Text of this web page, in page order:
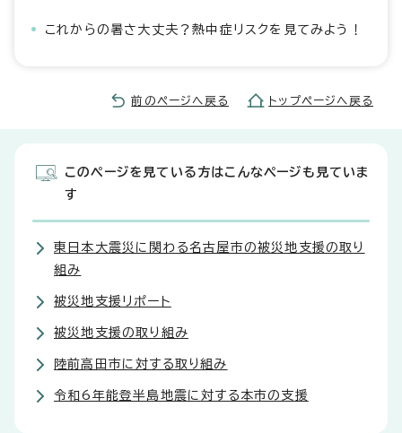
これからの暑さ大丈夫？熱中症リスクを見てみよう！
前のページへ戻る トップページへ戻る
このページを見ている方はこんなページも見ていま
す
東日本大震災に関わる名古屋市の被災地支援の取り
組み
被災地支援リポート
被災地支援の取り組み
陸前高田市に対する取り組み
令和6年能登半島地震に対する本市の支援